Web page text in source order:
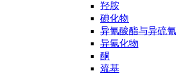
羟胺
碘化物
异氰酸酯与异硫
异氰化物
酮
巯基